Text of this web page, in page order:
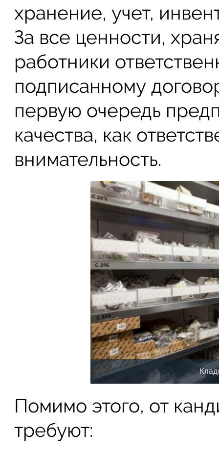
хранение, учет,
За все ценности,
работники
подписанному
первую очередь
качества, как
внимательность.
Помимо этого, от
требуют: